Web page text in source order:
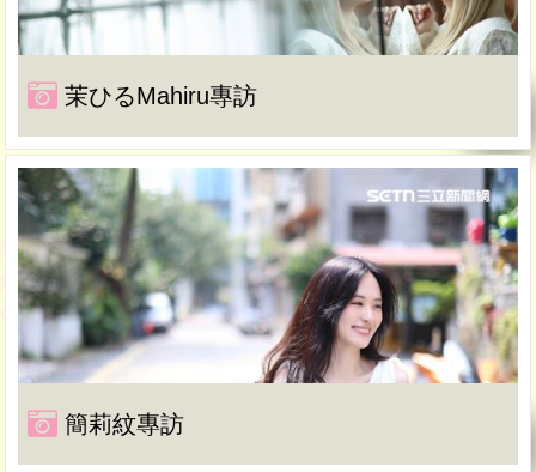
茉ひるMahiru專訪
簡莉紋專訪